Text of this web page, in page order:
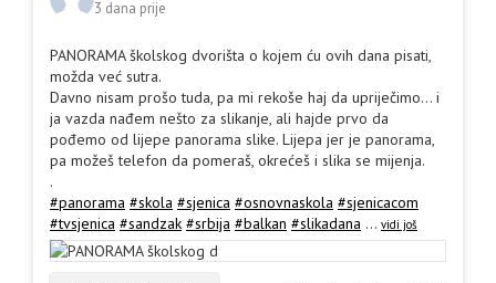
3 dana prije
PANORAMA školskog dvorišta o kojem ću ovih dana pisati,
možda već sutra.
Davno nisam prošo tuda, pa mi rekoše haj da upriječimo... i
ja vazda nađem nešto za slikanje, ali hajde prvo da
pođemo od lijepe panorama slike. Lijepa jer je panorama,
pa možeš telefon da pomeraš, okrećeš i slika se mijenja.
.
#panorama #skola #sjenica #osnovnaskola #sjenicacom
#tvsjenica #sandzak #srbija #balkan #slikadana ... vidi još